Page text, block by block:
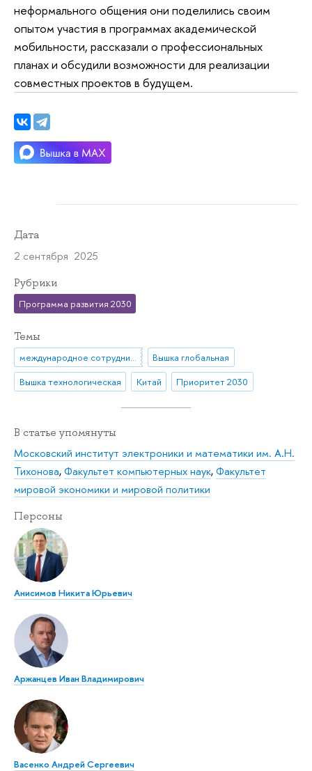
неформального общения они поделились своим
опытом участия в программах академической
мобильности, рассказали о профессиональных
планах и обсудили возможности для реализации
совместных проектов в будущем.
Дата
2 сентября 2025
Рубрики
Программа развития 2030
Темы
международное сотрудничество
Вышка глобальная
Вышка технологическая
Китай Приоритет 2030
В статье упомянуты
Московский институт электроники и математики им. А.Н.
Тихонова,Факультет компьютерных наук,Факультет
мировой экономики и мировой политики
Персоны
Анисимов Никита Юрьевич
Аржанцев Иван Владимирович
Васенко Андрей Сергеевич